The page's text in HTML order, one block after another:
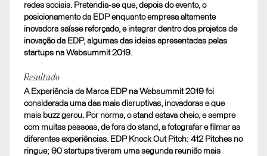
redes sociais. Pretendia-se que, depois do evento, o
posicionamento da EDP enquanto empresa altamente
inovadora saísse reforçado, e integrar dentro dos projetos de
inovação da EDP, algumas das ideias apresentadas pelas
startups na Websummit 2019.
Resultado
A Experiência de Marca EDP na Websummit 2019 foi
considerada uma das mais disruptivas, inovadoras e que
mais buzz gerou. Por norma, o stand estava cheio, e sempre
com muitas pessoas, de fora do stand, a fotografar e filmar as
diferentes experiências. EDP Knock Out Pitch: 412 Pitches no
ringue; 90 startups tiveram uma segunda reunião mais